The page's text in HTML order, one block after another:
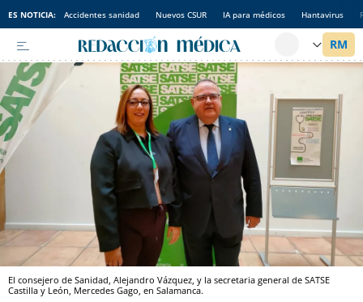
ES NOTICIA: Accidentes sanidad Nuevos CSUR IA para médicos Hantavirus
El consejero de Sanidad, Alejandro Vázquez, y la secretaria general de SATSE
Castilla y León, Mercedes Gago, en Salamanca.